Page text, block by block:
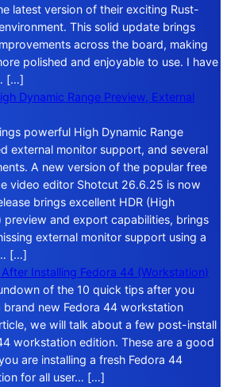
latest version of their exciting Rust-
This solid update brings
across the board, making
polished and enjoyable to use. I have
[…]
Dynamic Range Preview, External
powerful High Dynamic Range
external monitor support, and several
A new version of the popular free
video editor Shotcut 26.6.25 is now
brings excellent HDR (High
preview and export capabilities, brings
external monitor support using a
[…]
Installing Fedora 44 (Workstation)
of the 10 quick tips after you
brand new Fedora 44 workstation
we will talk about a few post-install
workstation edition. These are a good
are installing a fresh Fedora 44
for all user… […]